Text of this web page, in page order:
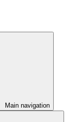
Main navigation